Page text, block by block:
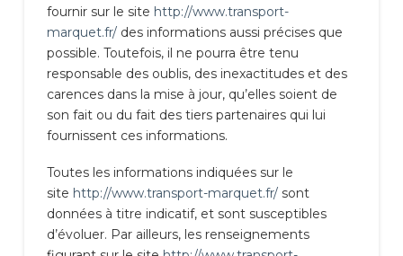
fournir sur le site http://www.transport-
marquet.fr/des informations aussi précises que
possible. Toutefois, il ne pourra être tenu
responsable des oublis, des inexactitudes et des
carences dans la mise à jour, qu’elles soient de
son fait ou du fait des tiers partenaires qui lui
fournissent ces informations.
Toutes les informations indiquées sur le
site http://www.transport-marquet.fr/sont
données à titre indicatif, et sont susceptibles
d’évoluer. Par ailleurs, les renseignements